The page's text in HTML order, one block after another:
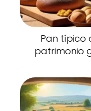
Pan típico
patrimonio